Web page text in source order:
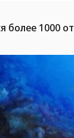
более 1000